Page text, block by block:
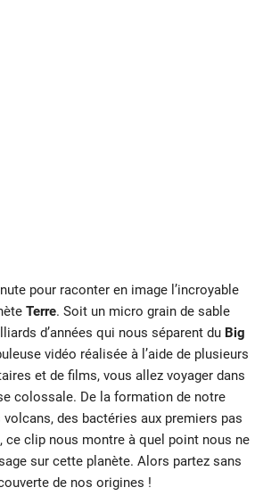
pour raconter en image l’incroyable
Terre. Soit un micro grain de sable
d’années qui nous séparent du Big
vidéo réalisée à l’aide de plusieurs
et de films, vous allez voyager dans
colossale. De la formation de notre
des bactéries aux premiers pas
ce clip nous montre à quel point nous ne
sur cette planète. Alors partez sans
de nos origines !